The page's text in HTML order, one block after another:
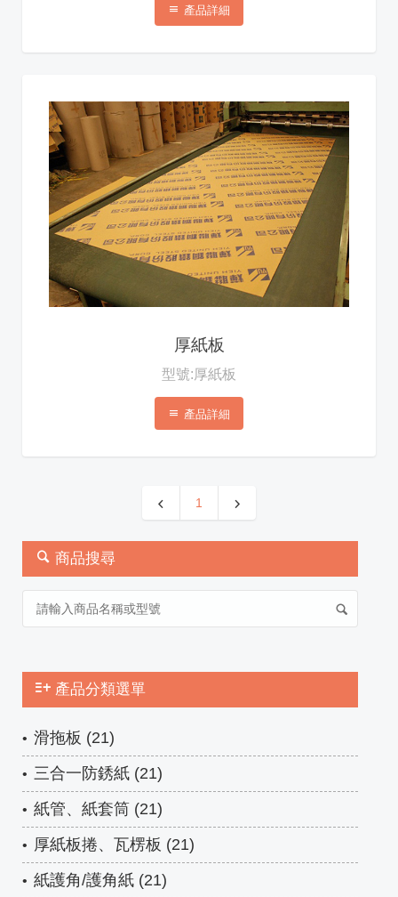
產品詳細
厚紙板
型號:厚紙板
產品詳細
1
商品搜尋
產品分類選單
滑拖板 (21)
三合一防銹紙 (21)
紙管、紙套筒 (21)
厚紙板捲、瓦楞板 (21)
紙護角/護角紙 (21)